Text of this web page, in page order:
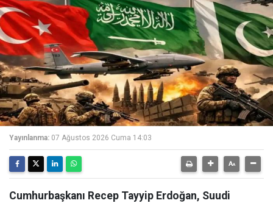
Yayınlanma: 07 Ağustos 2026 Cuma 14:03
Cumhurbaşkanı Recep Tayyip Erdoğan, Suudi